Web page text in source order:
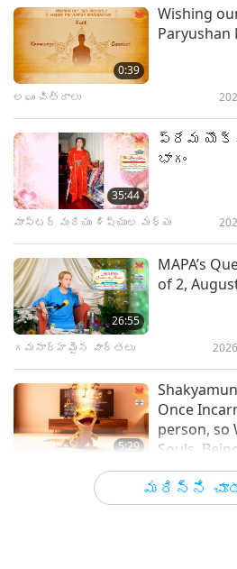
సరైన
36:12
దేవుడు
వ భాగం
37:44
ప్రేమగల
మరిన్ని
0:39
Wishing
Paryushan
లఘు చిత్రాలు
35:44
ప్రేమ
భాగం
మాస్టర్ మరియు శిష్యుల మధ్య
26:55
MAPA’s
of 2,
గమనార్హమైన వార్తలు
5:29
Once
person, so
Souls,
గమనార్హమైన వార్తలు